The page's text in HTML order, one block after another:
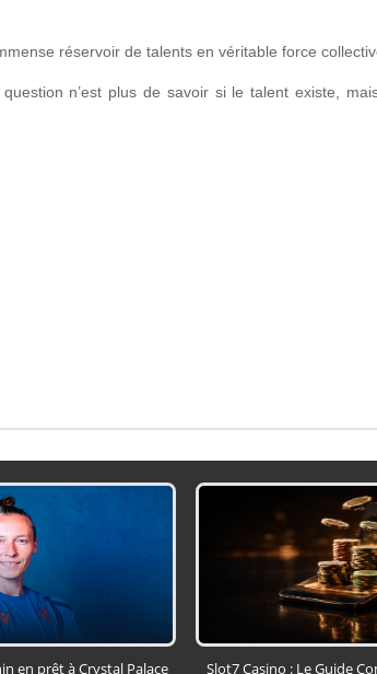
réservoir de talents en véritable force
n’est plus de savoir si le talent existe,
en prêt à Crystal Palace
Slot7 Casino : Le Guide